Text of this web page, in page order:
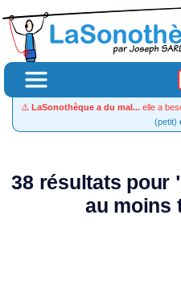
⚠️ LaSonothèque a du mal... elle a
(petit)
38 résultats pour
au moins